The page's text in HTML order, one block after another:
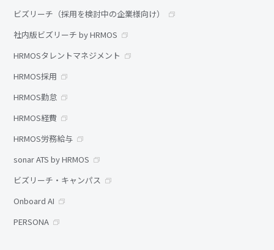
ビズリーチ（採用を検討中の企業様向け）
社内版ビズリーチ by HRMOS
HRMOSタレントマネジメント
HRMOS採用
HRMOS勤怠
HRMOS経費
HRMOS労務給与
sonar ATS by HRMOS
ビズリーチ・キャンパス
Onboard AI
PERSONA